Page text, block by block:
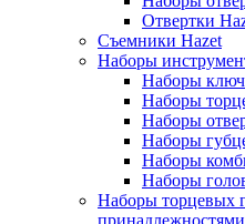
Отвертки
Съемники Hazet
Наборы
Наборы
Наборы
Наборы
Наборы
Наборы
Наборы
Наборы торцевых
принадлежностями